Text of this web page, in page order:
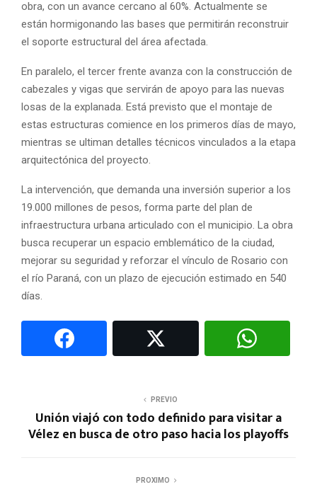
obra, con un avance cercano al 60%. Actualmente se
están hormigonando las bases que permitirán reconstruir
el soporte estructural del área afectada.
En paralelo, el tercer frente avanza con la construcción de
cabezales y vigas que servirán de apoyo para las nuevas
losas de la explanada. Está previsto que el montaje de
estas estructuras comience en los primeros días de mayo,
mientras se ultiman detalles técnicos vinculados a la etapa
arquitectónica del proyecto.
La intervención, que demanda una inversión superior a los
19.000 millones de pesos, forma parte del plan de
infraestructura urbana articulado con el municipio. La obra
busca recuperar un espacio emblemático de la ciudad,
mejorar su seguridad y reforzar el vínculo de Rosario con
el río Paraná, con un plazo de ejecución estimado en 540
días.
PREVIO
Unión viajó con todo definido para visitar a
Vélez en busca de otro paso hacia los playoffs
PROXIMO